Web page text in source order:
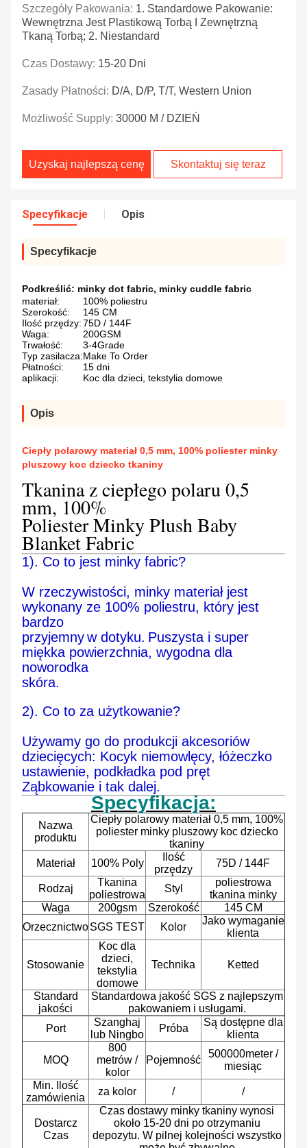
Szczegóły Pakowania: 1. Standardowe Pakowanie:
Wewnętrzna Jest Plastikową Torbą I Zewnętrzną
Tkaną Torbą; 2. Niestandard
Czas Dostawy: 15-20 Dni
Zasady Płatności: D/A, D/P, T/T, Western Union
Możliwość Supply: 30000 M / DZIEŃ
Uzyskaj najlepszą cenę Skontaktuj się teraz
Specyfikacje Opis
Specyfikacje
Podkreślić: minky dot fabric, minky cuddle fabric
materiał:
100% poliestru
Szerokość:
145 CM
Ilość przędzy:75D / 144F
Waga:
200GSM
Trwałość:
3-4Grade
Typ zasilacza:Make To Order
Płatności:
15 dni
aplikacji:
Koc dla dzieci, tekstylia domowe
Opis
Ciepły polarowy materiał 0,5 mm, 100% poliester minky
pluszowy koc dziecko tkaniny
Tkanina z ciepłego polaru 0,5
mm, 100%
Poliester Minky Plush Baby
Blanket Fabric
1). Co to jest minky fabric?
W rzeczywistości, minky materiał jest
wykonany ze 100% poliestru, który jest
bardzo
przyjemnyw dotyku. Puszysta i super
miękka powierzchnia, wygodna dla
noworodka
skóra.
2). Co to za użytkowanie?
Używamy go do produkcji akcesoriów
dziecięcych: Kocyk niemowlęcy, łóżeczko
ustawienie, podkładka pod pręt
Ząbkowanie i tak dalej.
Specyfikacja:
Nazwa
produktu
Ciepły polarowy materiał 0,5 mm, 100%
poliester minky pluszowy koc dziecko
tkaniny
Materiał
100% Poly
Ilość
przędzy
75D / 144F
Rodzaj
Tkanina
poliestrowa
Styl
poliestrowa
tkanina minky
Waga
200gsm Szerokość
145 CM
OrzecznictwoSGS TEST Kolor
Jako wymaganie
klienta
Stosowanie
Koc dla
dzieci,
tekstylia
domowe
Technika Ketted
Standard
jakości
Standardowa jakość SGS z najlepszym
pakowaniem i usługami.
Port
Szanghaj
lub Ningbo
Próba
Są dostępne dla
klienta
MOQ
800
metrów /
kolor
Pojemność
500000meter /
miesiąc
Min.
Ilość
zamówienia
za kolor / /
Dostarcz
Czas
Czas dostawy minky tkaniny wynosi
około 15-20 dni po otrzymaniu
depozytu. W pilnej kolejności wszystko